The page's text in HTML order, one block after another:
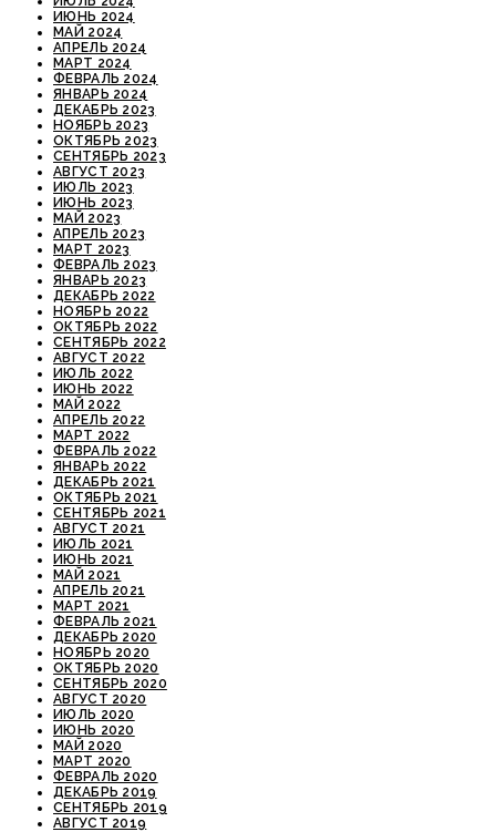
ИЮНЬ 2024
МАЙ 2024
АПРЕЛЬ 2024
МАРТ 2024
ФЕВРАЛЬ 2024
ЯНВАРЬ 2024
ДЕКАБРЬ 2023
НОЯБРЬ 2023
ОКТЯБРЬ 2023
СЕНТЯБРЬ 2023
АВГУСТ 2023
ИЮЛЬ 2023
ИЮНЬ 2023
МАЙ 2023
АПРЕЛЬ 2023
МАРТ 2023
ФЕВРАЛЬ 2023
ЯНВАРЬ 2023
ДЕКАБРЬ 2022
НОЯБРЬ 2022
ОКТЯБРЬ 2022
СЕНТЯБРЬ 2022
АВГУСТ 2022
ИЮЛЬ 2022
ИЮНЬ 2022
МАЙ 2022
АПРЕЛЬ 2022
МАРТ 2022
ФЕВРАЛЬ 2022
ЯНВАРЬ 2022
ДЕКАБРЬ 2021
ОКТЯБРЬ 2021
СЕНТЯБРЬ 2021
АВГУСТ 2021
ИЮЛЬ 2021
ИЮНЬ 2021
МАЙ 2021
АПРЕЛЬ 2021
МАРТ 2021
ФЕВРАЛЬ 2021
ДЕКАБРЬ 2020
НОЯБРЬ 2020
ОКТЯБРЬ 2020
СЕНТЯБРЬ 2020
АВГУСТ 2020
ИЮЛЬ 2020
ИЮНЬ 2020
МАЙ 2020
МАРТ 2020
ФЕВРАЛЬ 2020
ДЕКАБРЬ 2019
СЕНТЯБРЬ 2019
АВГУСТ 2019